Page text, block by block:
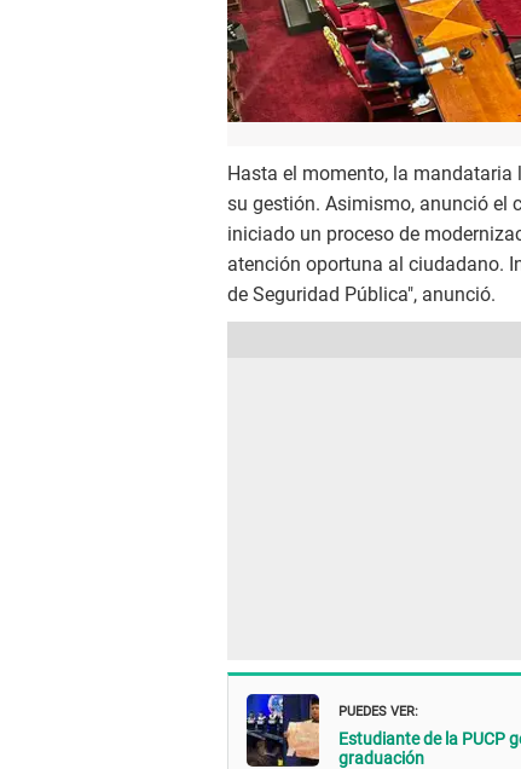
Hasta el momento, la mandataria
su gestión. Asimismo, anunció el
iniciado un proceso de
atención oportuna al ciudadano.
de Seguridad Pública", anunció.
PUEDES VER:
Estudiante de la PUCP
graduación